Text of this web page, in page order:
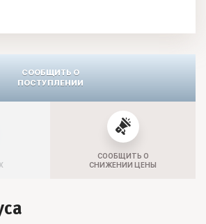
СООБЩИТЬ О
ПОСТУПЛЕНИИ
СООБЩИТЬ О
СНИЖЕНИИ ЦЕНЫ